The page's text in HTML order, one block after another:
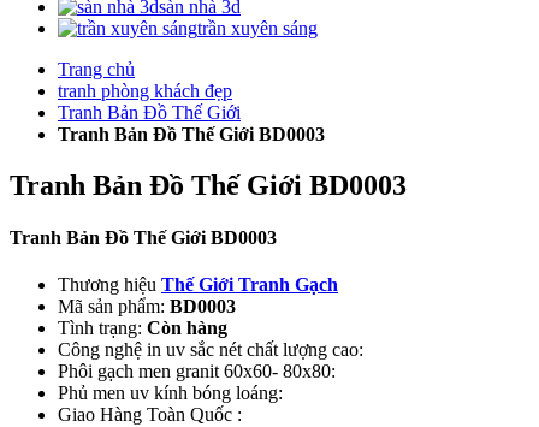
sàn nhà 3d
trần xuyên sáng
Trang chủ
tranh phòng khách đẹp
Tranh Bản Đồ Thế Giới
Tranh Bản Đồ Thế Giới BD0003
Tranh Bản Đồ Thế Giới BD0003
Tranh Bản Đồ Thế Giới BD0003
Thương hiệu Thế Giới Tranh Gạch
Mã sản phẩm: BD0003
Tình trạng: Còn hàng
Công nghệ in uv sắc nét chất lượng cao:
Phôi gạch men granit 60x60- 80x80:
Phủ men uv kính bóng loáng:
Giao Hàng Toàn Quốc :